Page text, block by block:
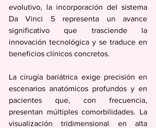
evolutivo, la incorporación del sistema
Da Vinci 5 representa un avance
significativo que trasciende la
innovación tecnológica y se traduce en
beneficios clínicos concretos.
La cirugía bariátrica exige precisión en
escenarios anatómicos profundos y en
pacientes que, con frecuencia,
presentan múltiples comorbilidades. La
visualización tridimensional en alta